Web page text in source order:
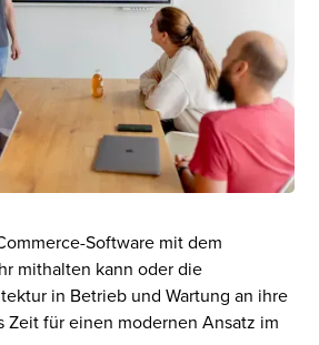
Software mit dem
mithalten kann oder die
in Betrieb und Wartung an ihre
Zeit für einen modernen Ansatz im